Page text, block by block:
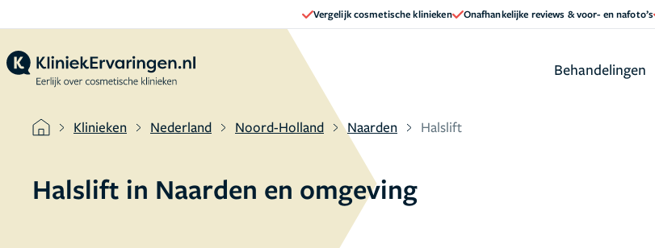
Vergelijk cosmetische klinieken Onafhankelijke reviews & voor- en nafoto’s
Behandelingen
Klinieken Nederland Noord-Holland Naarden Halslift
Halslift in Naarden en omgeving